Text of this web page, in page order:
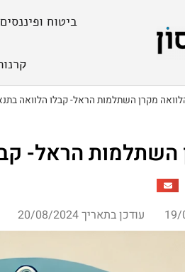
ביטוח ופיננסים
מקרן השתלמות הראל- קבלו הלוואה
השתלמות הראל-
עודכן בתאריך 20/08/2024